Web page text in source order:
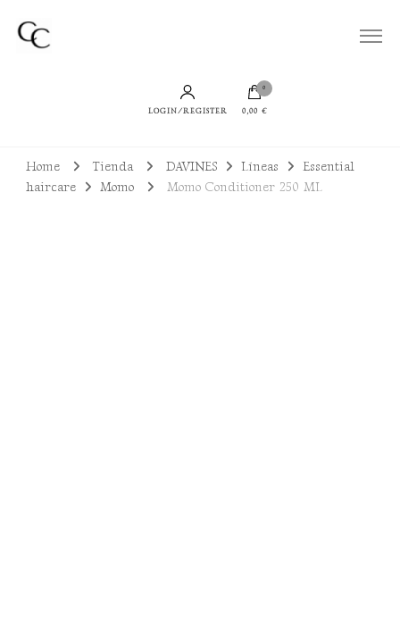
Cuidamos de tu Cabello
Todo lo que necesitas para lucir un cabello bien cuidado, sano y con productos
sostenibles
LOGIN/REGISTER
0
0,00 €
Home Tienda DAVINES Líneas
Essential
haircare
Momo Momo Conditioner 250 ML